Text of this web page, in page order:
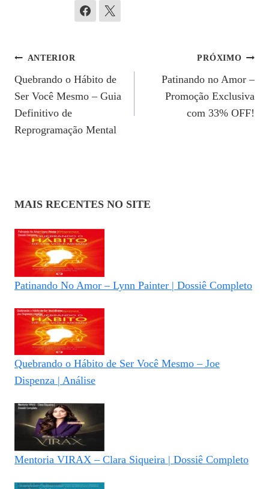
Navegação
De
Post
ANTERIOR
Quebrando o Hábito de
Ser Você Mesmo – Guia
Definitivo de
Reprogramação Mental
PRÓXIMO
Patinando no Amor –
Promoção Exclusiva
com 33% OFF!
MAIS RECENTES NO SITE
Patinando No Amor – Lynn Painter | Dossiê Completo
Quebrando o Hábito de Ser Você Mesmo – Joe
Dispenza | Análise
Mentoria VIRAX – Clara Siqueira | Dossiê Completo